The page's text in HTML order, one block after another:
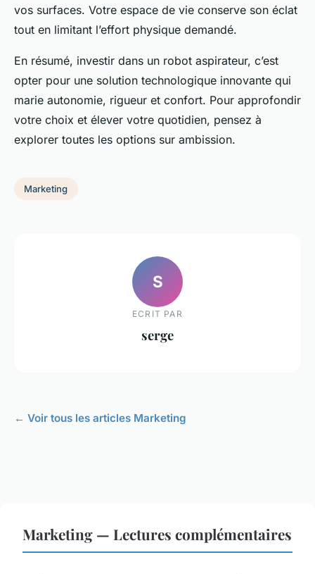
vos surfaces. Votre espace de vie conserve son éclat
tout en limitant l’effort physique demandé.
En résumé, investir dans un robot aspirateur, c’est
opter pour une solution technologique innovante qui
marie autonomie, rigueur et confort. Pour approfondir
votre choix et élever votre quotidien, pensez à
explorer toutes les options sur ambission.
Marketing
S
ECRIT PAR
serge
← Voir tous les articles Marketing
Marketing — Lectures complémentaires